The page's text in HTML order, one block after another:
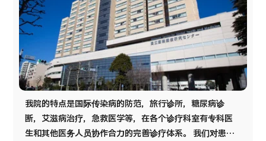
我院的特点是国际传染病的防范，旅行诊所，糖尿病诊
断，艾滋病治疗，急救医学等，在各个诊疗科室有专科医
生和其他医务人员协作合力的完善诊疗体系。 我们对患有